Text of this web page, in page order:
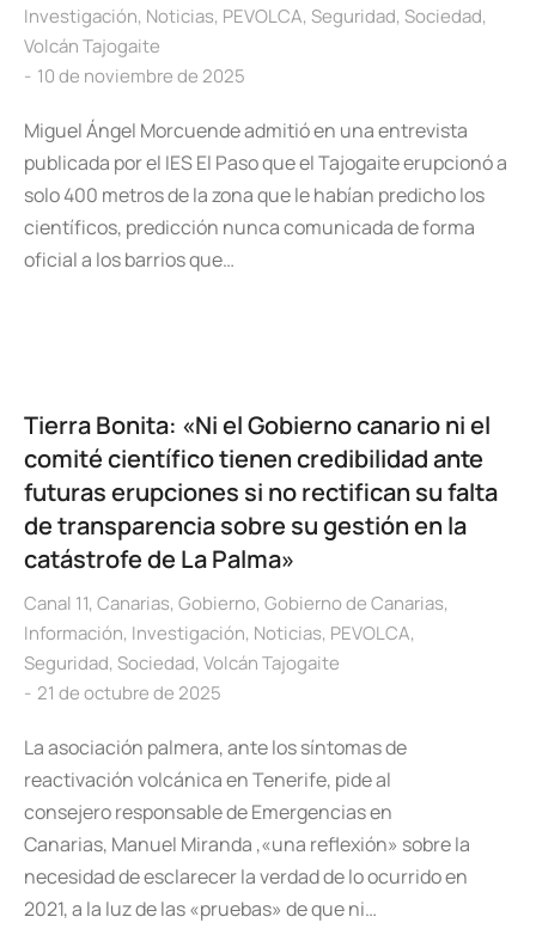
Investigación, Noticias, PEVOLCA, Seguridad, Sociedad,
Volcán Tajogaite
10 de noviembre de 2025
Miguel Ángel Morcuende admitió en una entrevista
publicada por el IES El Paso que el Tajogaite erupcionó a
solo 400 metros de la zona que le habían predicho los
científicos, predicción nunca comunicada de forma
oficial a los barrios que…
Tierra Bonita: «Ni el Gobierno canario ni el
comité científico tienen credibilidad ante
futuras erupciones si no rectifican su falta
de transparencia sobre su gestión en la
catástrofe de La Palma»
Canal 11, Canarias, Gobierno, Gobierno de Canarias,
Información, Investigación, Noticias, PEVOLCA,
Seguridad, Sociedad, Volcán Tajogaite
21 de octubre de 2025
La asociación palmera, ante los síntomas de
reactivación volcánica en Tenerife, pide al
consejero responsable de Emergencias en
Canarias, Manuel Miranda ,«una reflexión» sobre la
necesidad de esclarecer la verdad de lo ocurrido en
2021, a la luz de las «pruebas» de que ni…